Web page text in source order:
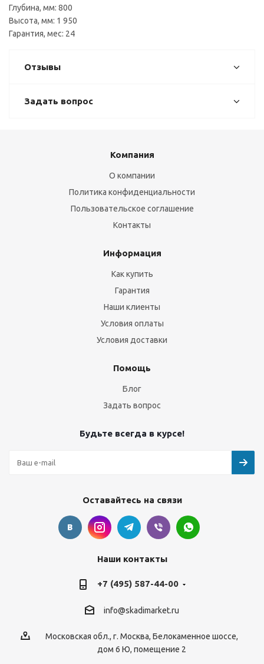
Глубина, мм: 800
Высота, мм: 1 950
Гарантия, мес: 24
Отзывы
Задать вопрос
Компания
О компании
Политика конфиденциальности
Пользовательское соглашение
Контакты
Информация
Как купить
Гарантия
Наши клиенты
Условия оплаты
Условия доставки
Помощь
Блог
Задать вопрос
Будьте всегда в курсе!
Оставайтесь на связи
Наши контакты
+7 (495) 587-44-00
info@skadimarket.ru
Московская обл., г. Москва, Белокаменное шоссе,
дом 6 Ю, помещение 2